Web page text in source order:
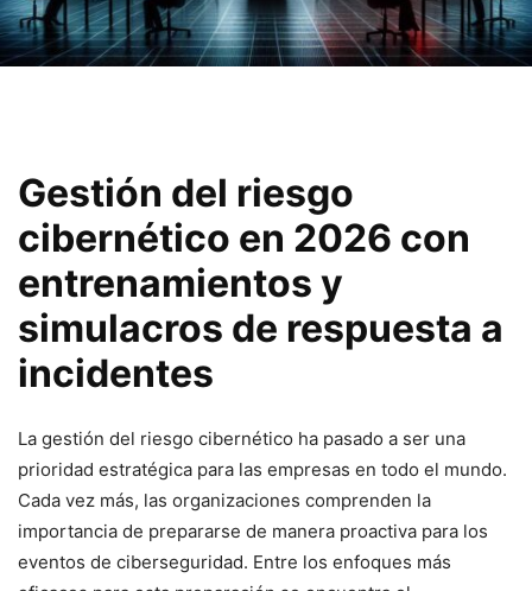
Gestión del riesgo
cibernético en 2026⁢ con
entrenamientos y
simulacros⁢ de respuesta a
incidentes
La gestión del riesgo cibernético ha pasado a ser una
prioridad estratégica para las empresas en todo el mundo.
Cada vez más, las organizaciones comprenden la
importancia de prepararse de manera proactiva​ para los
⁤eventos de ciberseguridad. Entre los enfoques más